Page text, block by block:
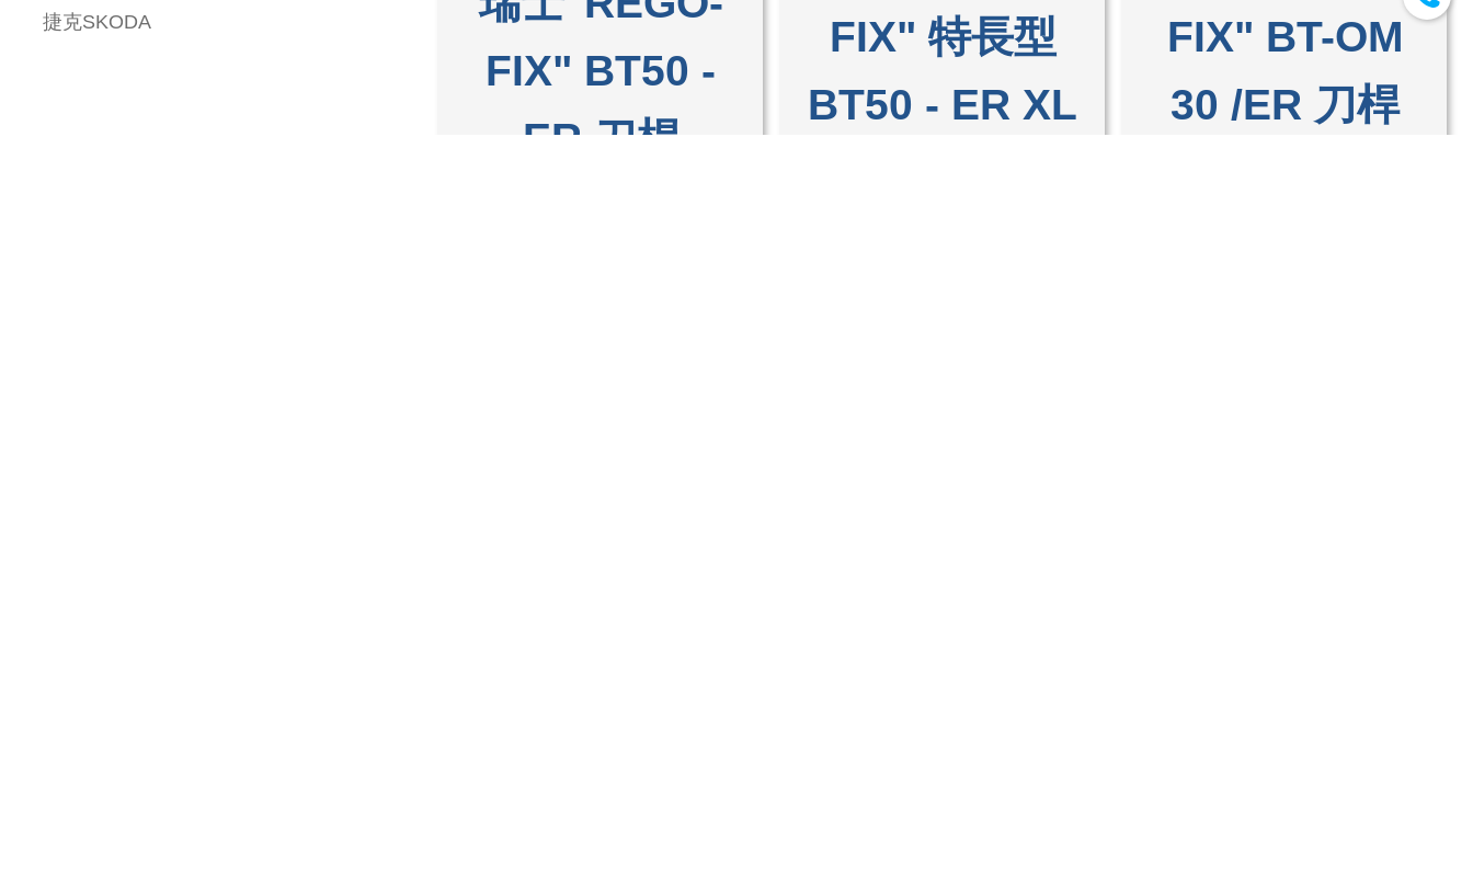
捷克SKODA
FIX" BT50 -
ER 刀桿
FIX" 特長型
BT50 - ER XL
FIX" BT-OM
30 /ER 刀桿